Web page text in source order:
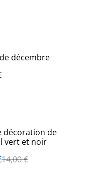
décembre
décoration de
vert et noir
14,00 €